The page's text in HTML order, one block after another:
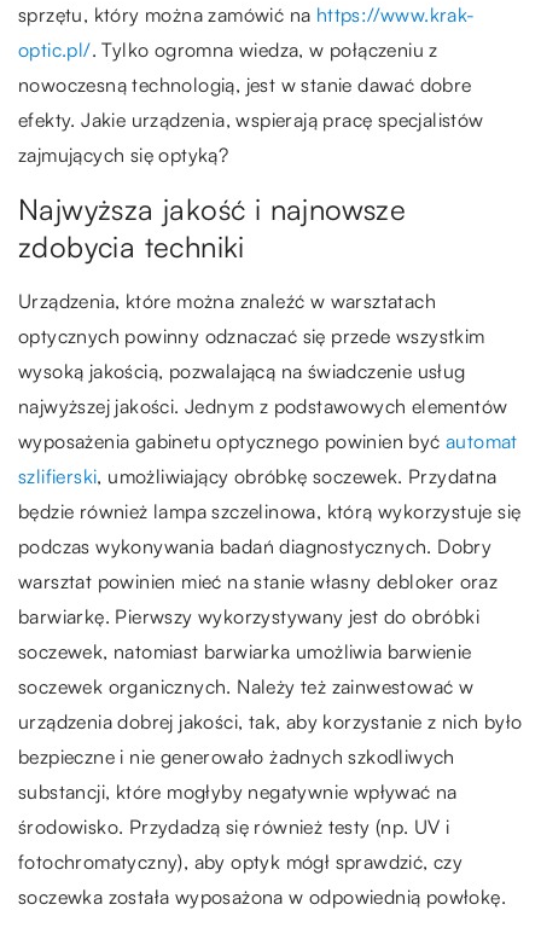
sprzętu, który można zamówić na https://www.krak-
optic.pl/. Tylko ogromna wiedza, w połączeniu z
nowoczesną technologią, jest w stanie dawać dobre
efekty. Jakie urządzenia, wspierają pracę specjalistów
zajmujących się optyką?
Najwyższa jakość i najnowsze
zdobycia techniki
Urządzenia, które można znaleźć w warsztatach
optycznych powinny odznaczać się przede wszystkim
wysoką jakością, pozwalającą na świadczenie usług
najwyższej jakości. Jednym z podstawowych elementów
wyposażenia gabinetu optycznego powinien być automat
szlifierski, umożliwiający obróbkę soczewek. Przydatna
będzie również lampa szczelinowa, którą wykorzystuje się
podczas wykonywania badań diagnostycznych. Dobry
warsztat powinien mieć na stanie własny debloker oraz
barwiarkę. Pierwszy wykorzystywany jest do obróbki
soczewek, natomiast barwiarka umożliwia barwienie
soczewek organicznych. Należy też zainwestować w
urządzenia dobrej jakości, tak, aby korzystanie z nich było
bezpieczne i nie generowało żadnych szkodliwych
substancji, które mogłyby negatywnie wpływać na
środowisko. Przydadzą się również testy (np. UV i
fotochromatyczny), aby optyk mógł sprawdzić, czy
soczewka została wyposażona w odpowiednią powłokę.